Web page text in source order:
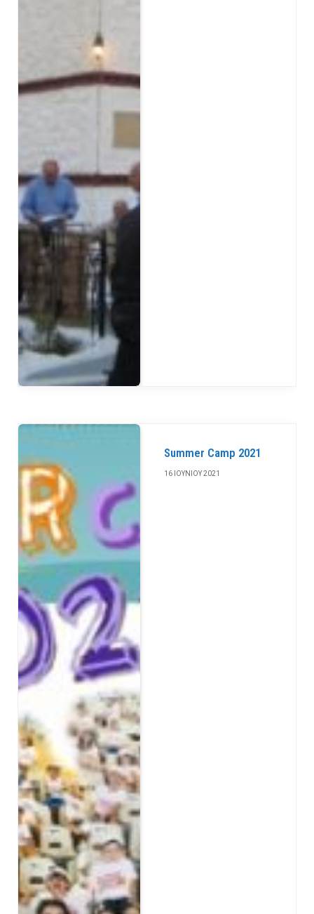
Summer Camp 2021
16 ΙΟΥΝΊΟΥ 2021